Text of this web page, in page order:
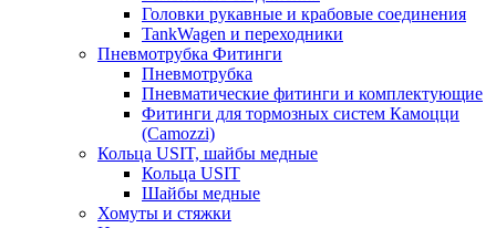
Головки рукавные и крабовые соединения
TankWagen и переходники
Пневмотрубка Фитинги
Пневмотрубка
Пневматические фитинги и комплектующие
Фитинги для тормозных систем Камоцци
(Camozzi)
Кольца USIT, шайбы медные
Кольца USIT
Шайбы медные
Хомуты и стяжки